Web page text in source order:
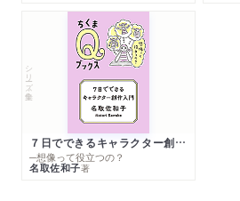
シリーズ・全集
７日でできるキャラクター創作入門
─想像って役立つの？
名取佐和子著